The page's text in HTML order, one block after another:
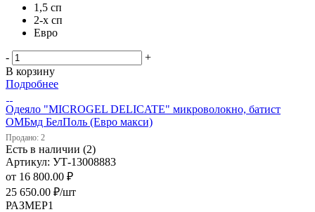
1,5 сп
2-х сп
Евро
-
+
В корзину
Подробнее
Одеяло "MICROGEL DELICATE" микроволокно, батист
ОМБмд БелПоль (Евро макси)
Продано: 2
Есть в наличии (2)
Артикул: УТ-13008883
от 16 800.00 ₽
25 650.00 ₽/шт
РАЗМЕР1